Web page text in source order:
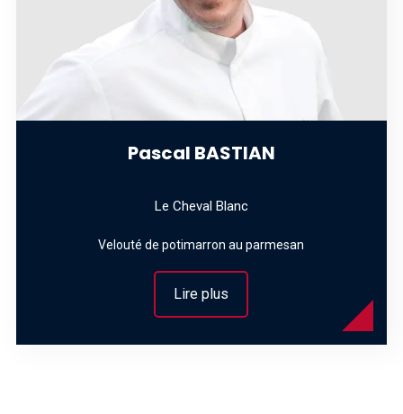
Pascal BASTIAN
Le Cheval Blanc
Velouté de potimarron au parmesan
Lire plus